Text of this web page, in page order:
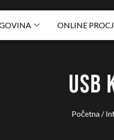
ONLINE
USB
Početna /